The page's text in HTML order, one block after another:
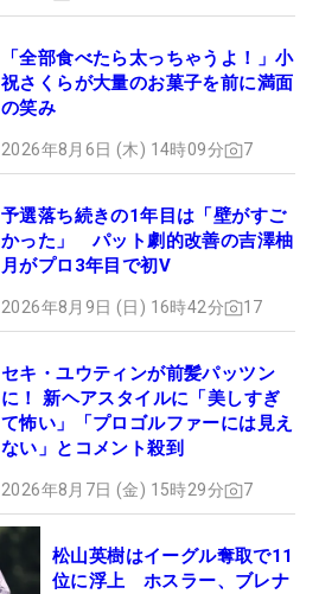
「全部食べたら太っちゃうよ！」小
祝さくらが大量のお菓子を前に満面
の笑み
2026年8月6日 (木) 14時09分 7
予選落ち続きの1年目は「壁がすご
かった」 パット劇的改善の吉澤柚
月がプロ3年目で初V
2026年8月9日 (日) 16時42分 17
セキ・ユウティンが前髪パッツン
に！ 新ヘアスタイルに「美しすぎ
て怖い」「プロゴルファーには見え
ない」とコメント殺到
2026年8月7日 (金) 15時29分 7
松山英樹はイーグル奪取で11
位に浮上 ホスラー、ブレナ